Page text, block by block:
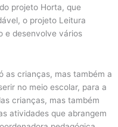
projeto Horta, que
o projeto Leitura
e desenvolve vários
as crianças, mas também a
no meio escolar, para a
crianças, mas também
atividades que abrangem